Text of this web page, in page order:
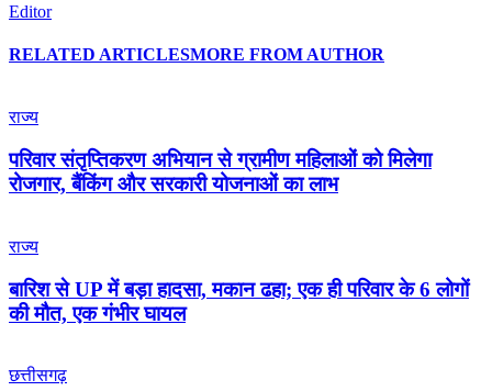
Editor
RELATED ARTICLESMORE FROM AUTHOR
राज्य
परिवार संतृप्तिकरण अभियान से ग्रामीण महिलाओं को मिलेगा
रोजगार, बैंकिंग और सरकारी योजनाओं का लाभ
राज्य
बारिश से UP में बड़ा हादसा, मकान ढहा; एक ही परिवार के 6 लोगों
की मौत, एक गंभीर घायल
छत्तीसगढ़